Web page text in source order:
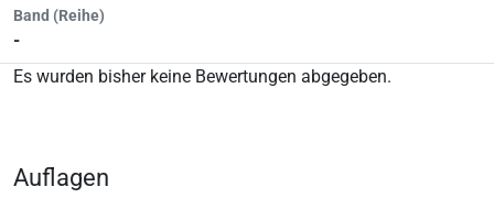
Band (Reihe)
-
Es wurden bisher keine Bewertungen abgegeben.
Auflagen